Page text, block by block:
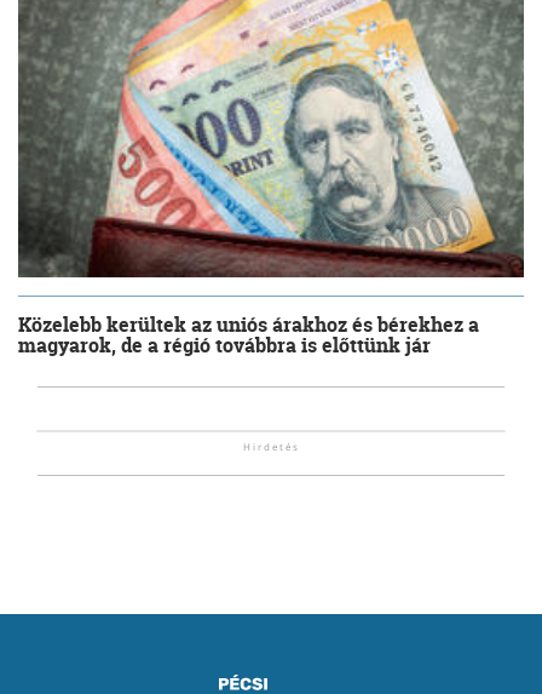
Közelebb kerültek az uniós árakhoz és bérekhez a
magyarok, de a régió továbbra is előttünk jár